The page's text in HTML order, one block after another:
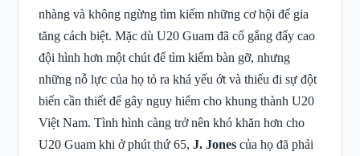
nhàng và không ngừng tìm kiếm những cơ hội để gia
tăng cách biệt. Mặc dù U20 Guam đã cố gắng đẩy cao
đội hình hơn một chút để tìm kiếm bàn gỡ, nhưng
những nỗ lực của họ tỏ ra khá yếu ớt và thiếu đi sự đột
biến cần thiết để gây nguy hiểm cho khung thành U20
Việt Nam. Tình hình càng trở nên khó khăn hơn cho
U20 Guam khi ở phút thứ 65, J. Jones của họ đã phải